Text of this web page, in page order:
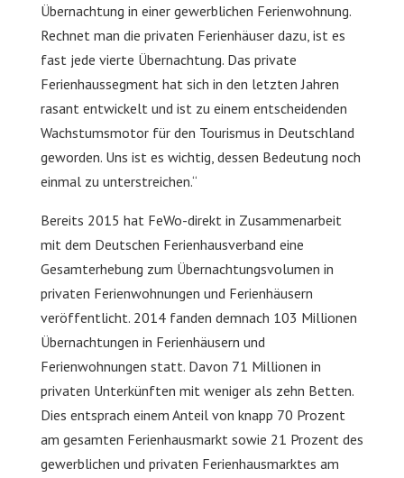
Übernachtung in einer gewerblichen Ferienwohnung.
Rechnet man die privaten Ferienhäuser dazu, ist es
fast jede vierte Übernachtung. Das private
Ferienhaussegment hat sich in den letzten Jahren
rasant entwickelt und ist zu einem entscheidenden
Wachstumsmotor für den Tourismus in Deutschland
geworden. Uns ist es wichtig, dessen Bedeutung noch
einmal zu unterstreichen.“
Bereits 2015 hat FeWo-direkt in Zusammenarbeit
mit dem Deutschen Ferienhausverband eine
Gesamterhebung zum Übernachtungsvolumen in
privaten Ferienwohnungen und Ferienhäusern
veröffentlicht. 2014 fanden demnach 103 Millionen
Übernachtungen in Ferienhäusern und
Ferienwohnungen statt. Davon 71 Millionen in
privaten Unterkünften mit weniger als zehn Betten.
Dies entsprach einem Anteil von knapp 70 Prozent
am gesamten Ferienhausmarkt sowie 21 Prozent des
gewerblichen und privaten Ferienhausmarktes am